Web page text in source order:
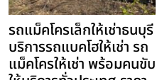
รถแม็คโครเล็กให้เช่าธนบุรี
บริการรถแบคโฮให้เช่า รถ
แม็คโครให้เช่า พร้อมคนขับ